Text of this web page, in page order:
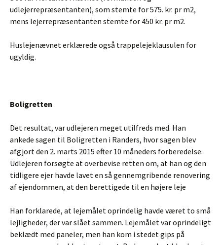
udlejerrepræsentanten), som stemte for 575. kr. pr m2,
mens lejerrepræsentanten stemte for 450 kr. pr m2.
Huslejenævnet erklærede også trappelejeklausulen for
ugyldig.
Boligretten
Det resultat, var udlejeren meget utilfreds med. Han
ankede sagen til Boligretten i Randers, hvor sagen blev
afgjort den 2. marts 2015 efter 10 måneders forberedelse.
Udlejeren forsøgte at overbevise retten om, at han og den
tidligere ejer havde lavet en så gennemgribende renovering
af ejendommen, at den berettigede til en højere leje
Han forklarede, at lejemålet oprindelig havde været to små
lejligheder, der var slået sammen. Lejemålet var oprindeligt
beklædt med paneler, men han kom i stedet gips på